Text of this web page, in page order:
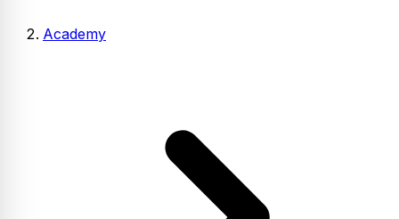
Academy